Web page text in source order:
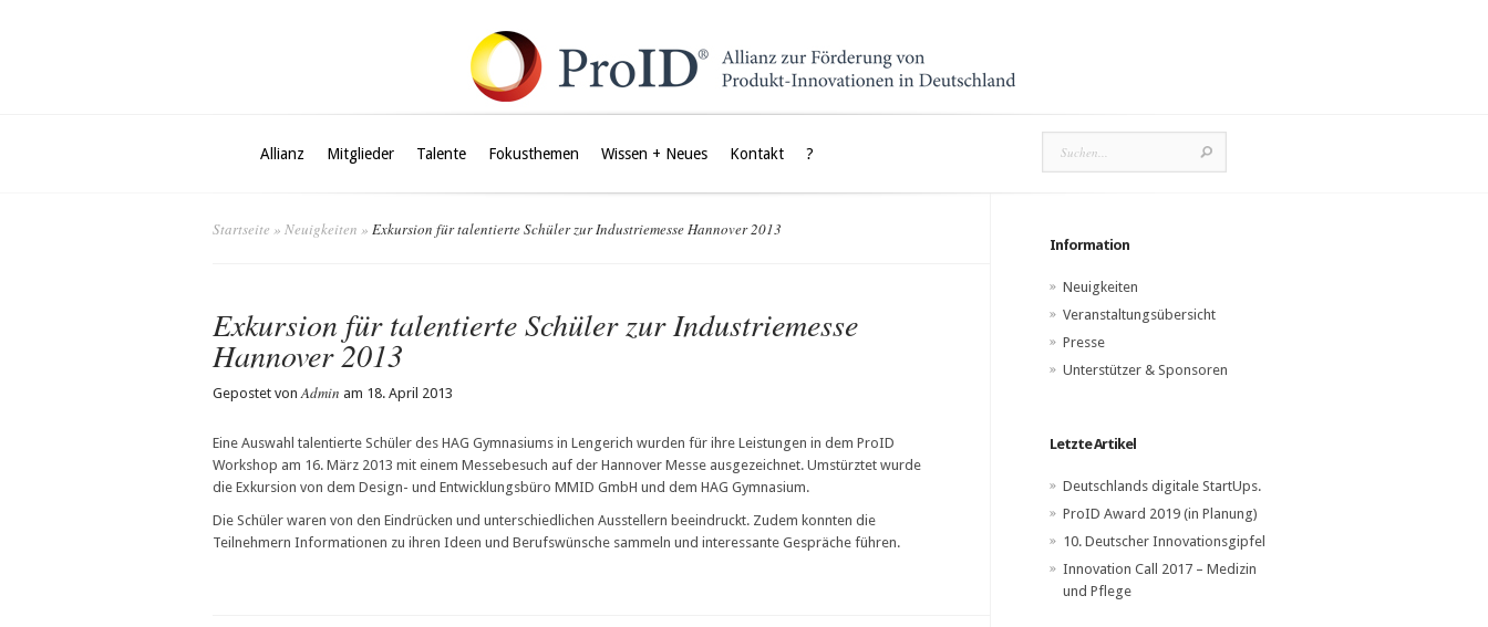
Allianz Mitglieder Talente Fokusthemen Wissen + Neues Kontakt ?
Startseite » Neuigkeiten » Exkursion für talentierte Schüler zur Industriemesse Hannover 2013
Exkursion für talentierte Schüler zur Industriemesse
Hannover 2013
Gepostet vonAdmin am 18. April 2013
Eine Auswahl talentierte Schüler des HAG Gymnasiums in Lengerich wurden für ihre Leistungen in dem ProID
Workshop am 16. März 2013 mit einem Messebesuch auf der Hannover Messe ausgezeichnet. Umstürztet wurde
die Exkursion von dem Design- und Entwicklungsbüro MMID GmbH und dem HAG Gymnasium.
Die Schüler waren von den Eindrücken und unterschiedlichen Ausstellern beeindruckt. Zudem konnten die
Teilnehmern Informationen zu ihren Ideen und Berufswünsche sammeln und interessante Gespräche führen.
Information
Neuigkeiten
Veranstaltungsübersicht
Presse
Unterstützer & Sponsoren
Letzte Artikel
Deutschlands digitale StartUps.
ProID Award 2019 (in Planung)
10. Deutscher Innovationsgipfel
Innovation Call 2017 – Medizin
und Pflege